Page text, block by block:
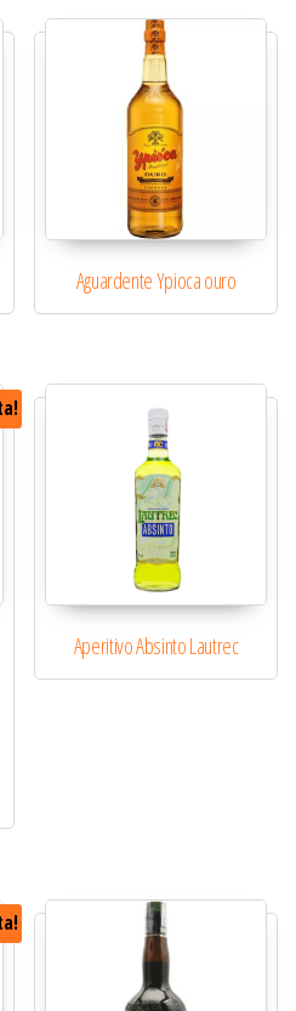
Aguardente Ypioca ouro
original era:
Aperitivo Absinto Lautrec